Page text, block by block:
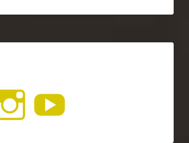
Ver